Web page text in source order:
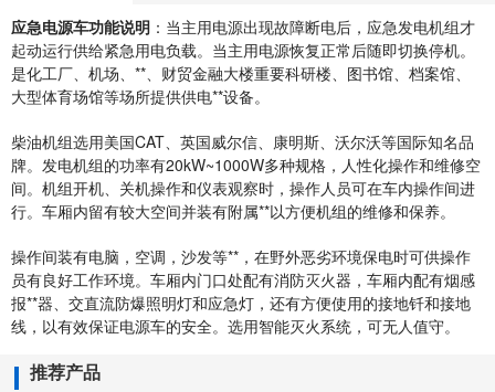
应急电源车功能说明 ：当主用电源出现故障断电后，应急发电机组才
起动运行供给紧急用电负载。当主用电源恢复正常后随即切换停机。
是化工厂、机场、**、财贸金融大楼重要科研楼、图书馆、档案馆、
大型体育场馆等场所提供供电**设备。
柴油机组选用美国CAT、英国威尔信、康明斯、沃尔沃等国际知名品
牌。发电机组的功率有20kW~1000W多种规格，人性化操作和维修空
间。机组开机、关机操作和仪表观察时，操作人员可在车内操作间进
行。车厢内留有较大空间并装有附属**以方便机组的维修和保养。
操作间装有电脑，空调，沙发等**，在野外恶劣环境保电时可供操作
员有良好工作环境。车厢内门口处配有消防灭火器，车厢内配有烟感
报**器、交直流防爆照明灯和应急灯，还有方便使用的接地钎和接地
线，以有效保证电源车的安全。选用智能灭火系统，可无人值守。
推荐产品